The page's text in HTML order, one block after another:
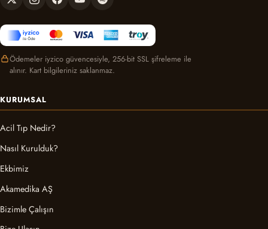
Ödemeler iyzico güvencesiyle, 256-bit SSL şifreleme ile
alınır. Kart bilgileriniz saklanmaz.
KURUMSAL
Acil Tıp Nedir?
Nasıl Kurulduk?
Ekbimiz
Akamedika AŞ
Bizimle Çalışın